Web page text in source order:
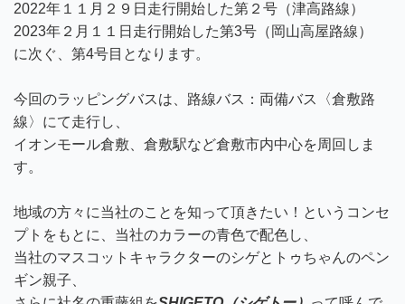
2022年１１月２９日走行開始した第２号（津高路線）
2023年２月１１日走行開始した第3号（岡山高屋路線）
に次ぐ、第4号目となります。
今回のラッピングバスは、路線バス：両備バス〈倉敷路
線〉にて走行し、
イオンモール倉敷、倉敷駅など倉敷市内中心を周回しま
す。
地域の方々に当社のことを知って頂きたい！というコンセ
プトをもとに、当社のカラーの青色で配色し、
当社のマスコットキャラクターのシゲとトゥちゃんのペン
ギン親子、